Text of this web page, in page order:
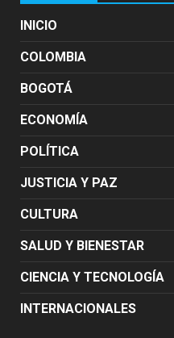
INICIO
COLOMBIA
BOGOTÁ
ECONOMÍA
POLÍTICA
JUSTICIA Y PAZ
CULTURA
SALUD Y BIENESTAR
CIENCIA Y TECNOLOGÍA
INTERNACIONALES